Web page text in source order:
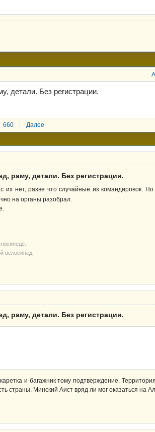
детали. Без регистрации.
660 Далее
раму, детали. Без регистрации.
их нет, разве что случайные из командировок.
на органы разобрал.
велосипед.
раму, детали. Без регистрации.
и багажник тому подтверждение.
страны. Минский Аист вряд ли мог оказаться на